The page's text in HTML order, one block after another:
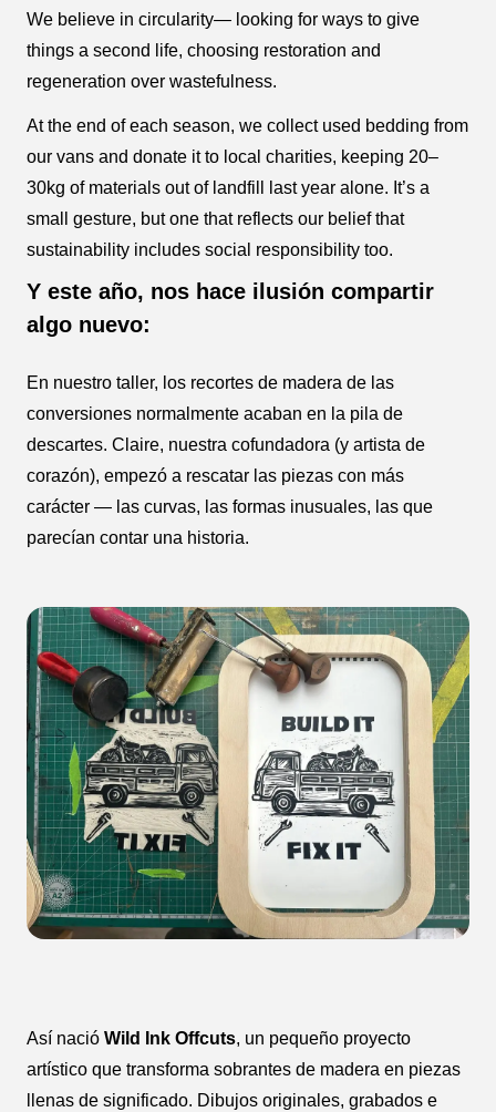
We believe in circularity— looking for ways to give
things a second life, choosing restoration and
regeneration over wastefulness.
At the end of each season, we collect used bedding from
our vans and donate it to local charities, keeping 20–
30kg of materials out of landfill last year alone. It’s a
small gesture, but one that reflects our belief that
sustainability includes social responsibility too.
Y este año, nos hace ilusión compartir
algo nuevo:
En nuestro taller, los recortes de madera de las
conversiones normalmente acaban en la pila de
descartes. Claire, nuestra cofundadora (y artista de
corazón), empezó a rescatar las piezas con más
carácter — las curvas, las formas inusuales, las que
parecían contar una historia.
Así nació Wild Ink Offcuts, un pequeño proyecto
artístico que transforma sobrantes de madera en piezas
llenas de significado. Dibujos originales, grabados e